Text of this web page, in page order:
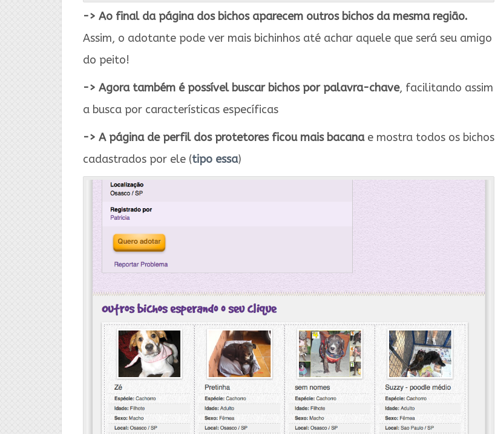
-> Ao final da página dos bichos aparecem outros bichos da mesma região.
Assim, o adotante pode ver mais bichinhos até achar aquele que será seu amigo
do peito!
-> Agora também é possível buscar bichos por palavra-chave, facilitando assim
a busca por características específicas
-> A página de perfil dos protetores ficou mais bacanae mostra todos os bichos
cadastrados por ele (tipo essa)